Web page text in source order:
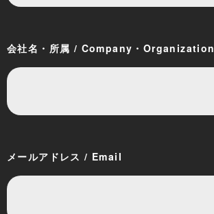
会社名・所属 / Company・Organization
メールアドレス / Email